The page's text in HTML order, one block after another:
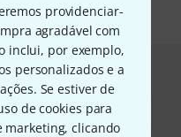
providenciar-
agradável com
inclui, por exemplo,
personalizados e a
Se estiver de
de cookies para
marketing, clicando